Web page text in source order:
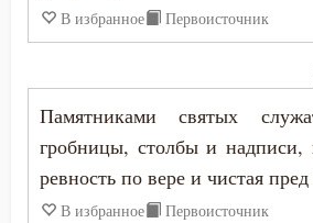
Смысл жизни
Соблазн
Совершенство
Совесть
В избранное Первоисточник
Памятниками святых
гробницы, столбы и надписи,
ревность по вере и чистая
В избранное Первоисточник